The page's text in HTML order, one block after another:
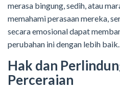
merasa bingung, sedih, atau
memahami perasaan mereka,
secara emosional dapat
perubahan ini dengan lebih baik.
Hak dan
Perceraian